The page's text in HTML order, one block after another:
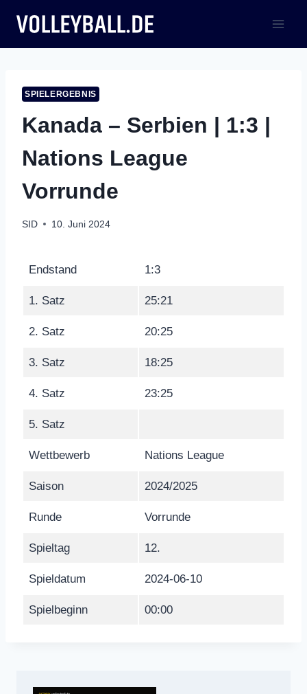
Inhalt
springen
SPIELERGEBNIS
Kanada – Serbien | 1:3 |
Nations League
Vorrunde
SID 10. Juni 2024
Endstand 1:3
1. Satz 25:21
2. Satz 20:25
3. Satz 18:25
4. Satz 23:25
5. Satz
Wettbewerb Nations League
Saison 2024/2025
Runde Vorrunde
Spieltag 12.
Spieldatum 2024-06-10
Spielbeginn 00:00